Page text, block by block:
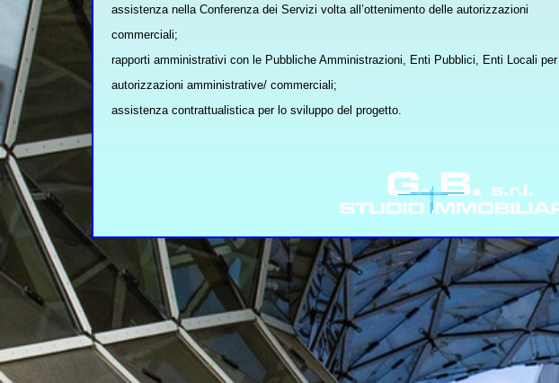
assistenza nella Conferenza dei Servizi volta all’ottenimento delle autorizzazioni
commerciali;
rapporti amministrativi con le Pubbliche Amministrazioni, Enti Pubblici, Enti Locali per
autorizzazioni amministrative/ commerciali;
assistenza contrattualistica per lo sviluppo del progetto.